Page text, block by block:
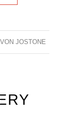
VONJOSTONE